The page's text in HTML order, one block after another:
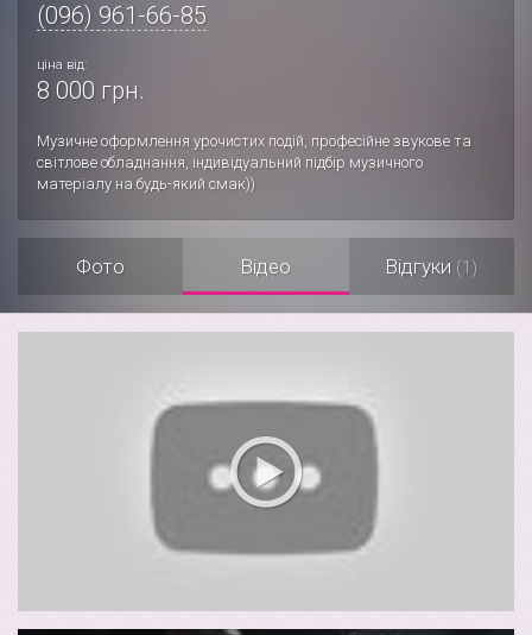
(096) 961-66-85
ціна від:
8 000 грн.
Музичне оформлення урочистих подій, професійне звукове та
світлове обладнання, індивідуальний підбір музичного
матеріалу на будь-який смак))
Фото Відео Відгуки (1)